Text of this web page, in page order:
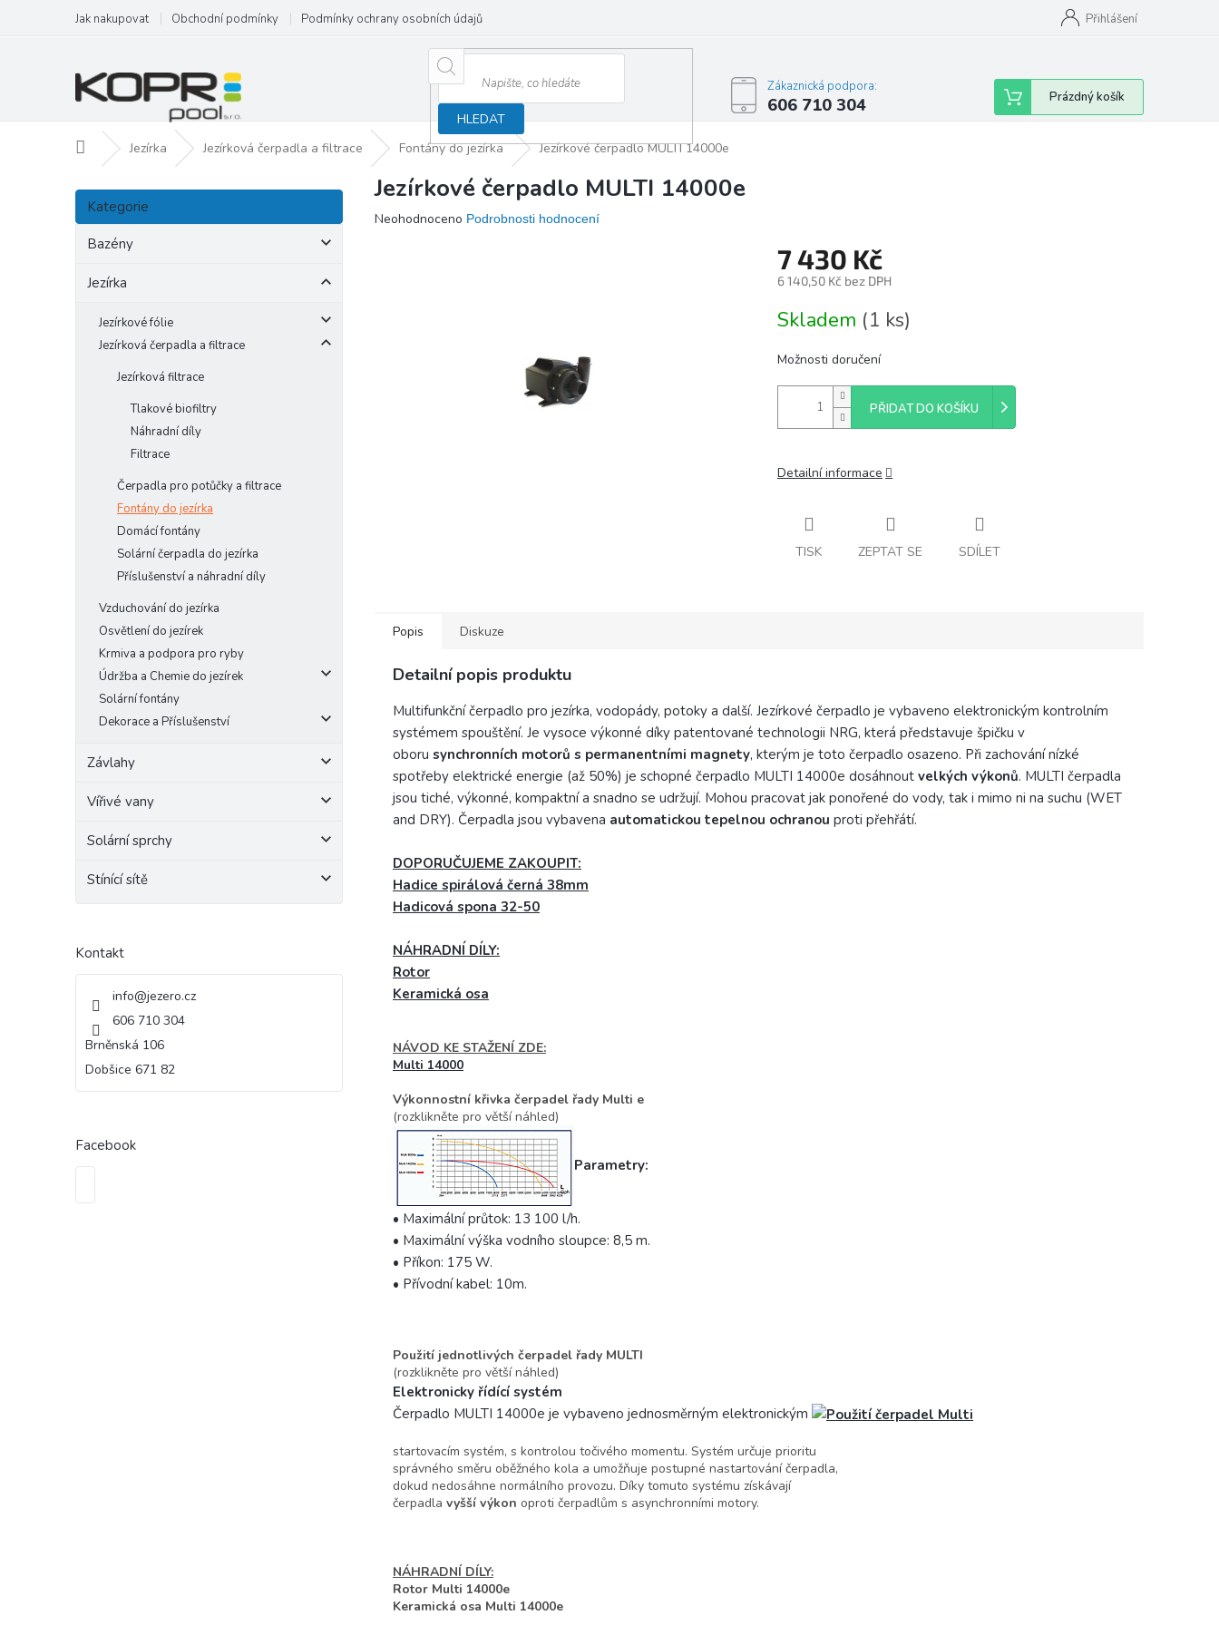
obsah
Jak nakupovat Obchodní podmínky Podmínky ochrany osobních údajů Přihlášení
HLEDAT
Zákaznická podpora:
606 710 304
Nákupní
košík
Prázdný košík
Domů Jezírka Jezírková čerpadla a filtrace Fontány do jezírka Jezírkové čerpadlo MULTI 14000e
P
s
Přeskočit
kategorie
Kategorie
Bazény
Jezírka
Jezírkové fólie
Jezírková čerpadla a filtrace
Jezírková filtrace
Tlakové biofiltry
Náhradní díly
Filtrace
Čerpadla pro potůčky a filtrace
Fontány do jezírka
Domácí fontány
Solární čerpadla do jezírka
Příslušenství a náhradní díly
Vzduchování do jezírka
Osvětlení do jezírek
Krmiva a podpora pro ryby
Údržba a Chemie do jezírek
Solární fontány
Dekorace a Příslušenství
Závlahy
Vířivé vany
Solární sprchy
Stínící sítě
Kontakt
info@jezero.cz
606 710 304
Brněnská 106
Dobšice 671 82
Facebook
Jezírkové čerpadlo MULTI 14000e
Průměrné
Neohodnoceno Podrobnosti hodnocení
7 430 Kč
6 140,50 Kč bez DPH
cena:
Skladem (1 ks)
Možnosti doručení
PŘIDAT DO KOŠÍKU
Detailní informace
TISK ZEPTAT SE SDÍLET
Popis Diskuze
Detailní popis produktu
Multifunkční čerpadlo pro jezírka, vodopády, potoky a další. Jezírkové čerpadlo je vybaveno elektronickým kontrolním
systémem spouštění. Je vysoce výkonné díky patentované technologii NRG, která představuje špičku v
oboru synchronních motorů s permanentními magnety, kterým je toto čerpadlo osazeno. Při zachování nízké
spotřeby elektrické energie (až 50%) je schopné čerpadlo MULTI 14000e dosáhnout velkých výkonů. MULTI čerpadla
jsou tiché, výkonné, kompaktní a snadno se udržují. Mohou pracovat jak ponořené do vody, tak i mimo ni na suchu (WET
and DRY). Čerpadla jsou vybavena automatickou tepelnou ochranou proti přehřátí.
DOPORUČUJEME ZAKOUPIT:
Hadice spirálová černá 38mm
Hadicová spona 32-50
NÁHRADNÍ DÍLY:
Rotor
Keramická osa
NÁVOD KE STAŽENÍ ZDE:
Multi 14000
Výkonnostní křivka čerpadel řady Multi e
(rozklikněte pro větší náhled)
Parametry:
• Maximální průtok: 13 100 l/h.
• Maximálnívýška vodního sloupce: 8,5 m.
• Příkon: 175 W.
• Přívodní kabel: 10m.
Použití jednotlivých čerpadel řady MULTI
(rozklikněte pro větší náhled)
Elektronicky řídící systém
Čerpadlo MULTI 14000e je vybaveno jednosměrným elektronickým
startovacím systém, s kontrolou točivého momentu. Systém určuje prioritu
správného směru oběžného kola a umožňuje postupné nastartování čerpadla,
dokud nedosáhne normálního provozu. Díky tomuto systému získávají
čerpadla vyšší výkon oproti čerpadlům s asynchronními motory.
NÁHRADNÍ DÍLY:
Rotor Multi 14000e
Keramická osa Multi 14000e